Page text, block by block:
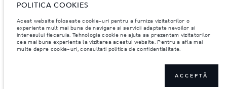
vehiculele înmatriculate la sau după 1 ianuarie 2021. VIN-ul vehiculului,
392/2021. Datele transmise au legatură cu combustibilul consumat, iar
pentru autovehicule PHEV, se vor transmite informații despre energie și
distanța parcursă. Pentru mai multe informații, vă rugăm să consultați
regulamentul publicat pesite-ul UE. Vă puteți opune transmiterii datelor
specifice vehiculului dumneavoastră înainte de sfârșitul lunii martie pentru
furnizându-ne VIN-ul vehiculului dumneavoastră și numărul de
POLITICA COOKIES
Acest website foloseste cookie-uri pentru a furniza vizitatorilor o
experienta mult mai buna de navigare si servicii adaptate nevoilor si
interesului fiecaruia. Tehnologia cookie ne ajuta sa prezentam vizitatorilor
cea mai buna experienta la vizitarea acestui website. Pentru a afla mai
multe depre cookie-uri, consultati politica de confidentialitate.
ACCEPTĂ